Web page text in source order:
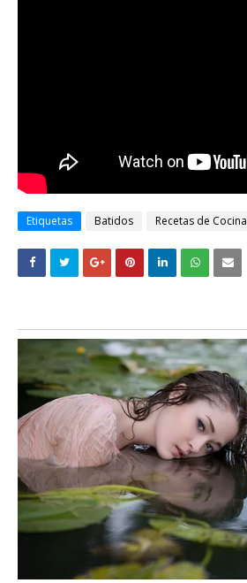
Etiquetas Batidos Recetas de Cocina